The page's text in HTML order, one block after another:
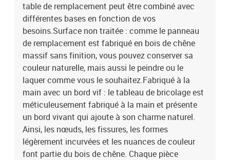
bords de vie latéraux
table de remplacement peut être combiné avec
différentes bases en fonction de vos
besoins.Surface non traitée : comme le panneau
de remplacement est fabriqué en bois de chêne
massif sans finition, vous pouvez conserver sa
couleur naturelle, mais aussi le peindre ou le
laquer comme vous le souhaitez.Fabriqué à la
main avec un bord vif : le tableau de bricolage est
méticuleusement fabriqué à la main et présente
un bord vivant qui ajoute à son charme naturel.
Ainsi, les nœuds, les fissures, les formes
légèrement incurvées et les nuances de couleur
font partie du bois de chêne. Chaque pièce